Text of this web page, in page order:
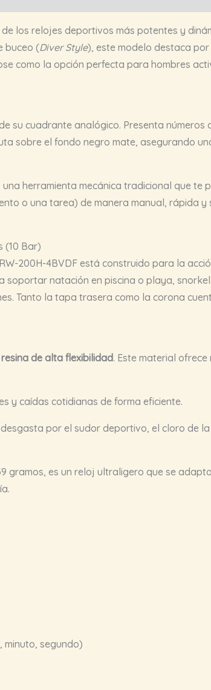
los relojes deportivos más potentes y
buceo (Diver Style), este modelo destaca
como la opción perfecta para hombres
su cuadrante analógico. Presenta
sobre el fondo negro mate, asegurando
una herramienta mecánica tradicional que te
o una tarea) de manera manual, rápida
(10 Bar)
200H-4BVDF está construido para la
natación en piscina o playa,
Tanto la tapa trasera como la corona
resina de alta flexibilidad. Este material
y caídas cotidianas de forma eficiente.
por el sudor deportivo, el cloro de
gramos, es un reloj ultraligero que se
segundo)